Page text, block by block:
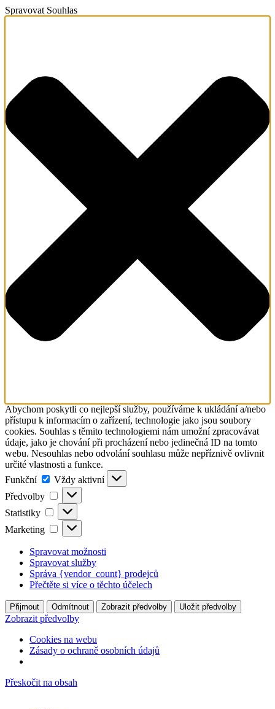
Spravovat Souhlas
Abychom poskytli co nejlepší služby, používáme k ukládání a/nebo
přístupu k informacím o zařízení, technologie jako jsou soubory
cookies. Souhlas s těmito technologiemi nám umožní zpracovávat
údaje, jako je chování při procházení nebo jedinečná ID na tomto
webu. Nesouhlas nebo odvolání souhlasu může nepříznivě ovlivnit
určité vlastnosti a funkce.
Funkční
Funkční
Vždy aktivní
Předvolby
Předvolby
Statistiky Statistiky
Marketing Marketing
Spravovat možnosti
Spravovat služby
Správa {vendor_count} prodejců
Přečtěte si více o těchto účelech
Přijmout Odmítnout Zobrazit předvolby Uložit předvolby
Zobrazit předvolby
Cookies na webu
Zásady o ochraně osobních údajů
Přeskočit na obsah